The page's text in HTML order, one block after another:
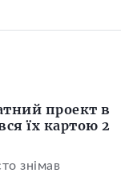
проект в
їх картою 2
знімав